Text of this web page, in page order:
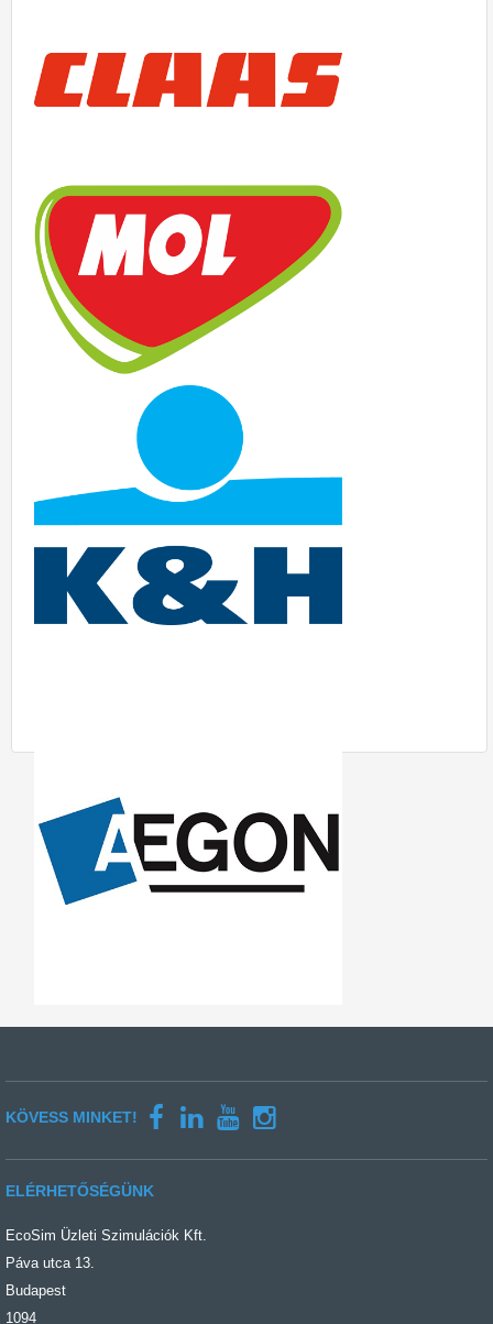
KÖVESS MINKET!
ELÉRHETŐSÉGÜNK
EcoSim Üzleti Szimulációk Kft.
Páva utca 13.
Budapest
1094